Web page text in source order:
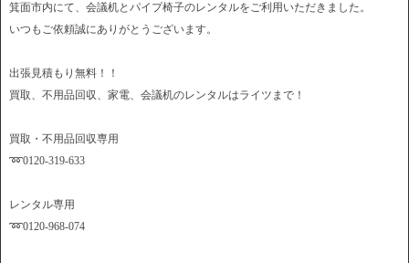
箕面市内にて、会議机とパイプ椅子のレンタルをご利用いただきました。
いつもご依頼誠にありがとうございます。
出張見積もり無料！！
買取、不用品回収、家電、会議机のレンタルはライツまで！
買取・不用品回収専用
➿0120-319-633
レンタル専用
➿0120-968-074